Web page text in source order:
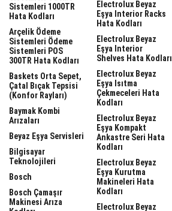
Sistemleri 1000TR
Hata Kodları
Arçelik Ödeme
Sistemleri Ödeme
Sistemleri POS
300TR Hata Kodları
Baskets Orta Sepet,
Çatal Bıçak Tepsisi
(Konfor Rayları)
Baymak Kombi
Arızaları
Beyaz Eşya Servisleri
Bilgisayar
Teknolojileri
Bosch
Bosch Çamaşır
Makinesi Arıza
Electrolux Beyaz
Eşya Interior Racks
Hata Kodları
Electrolux Beyaz
Eşya Interior
Shelves Hata Kodları
Electrolux Beyaz
Eşya Isıtma
Çekmeceleri Hata
Kodları
Electrolux Beyaz
Eşya Kompakt
Ankastre Seri Hata
Kodları
Electrolux Beyaz
Eşya Kurutma
Makineleri Hata
Kodları
Electrolux Beyaz